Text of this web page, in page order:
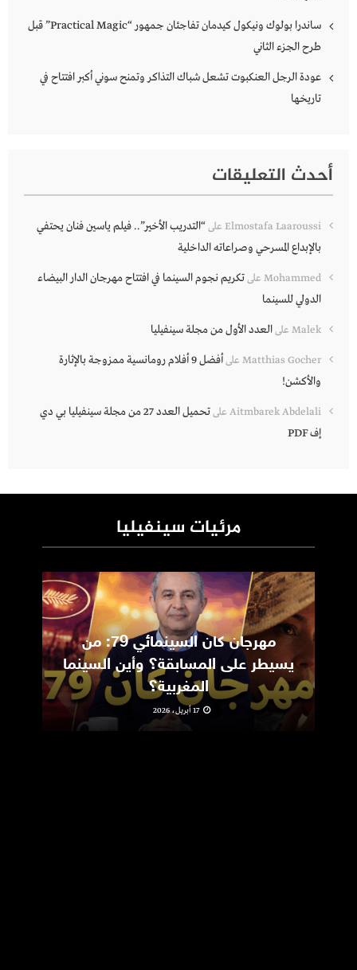
ساندرا بولوك ونيكول كيدمان تفاجئان جمهور “Practical Magic” قبل
طرح الجزء الثاني
عودة الرجل العنكبوت تشعل شباك التذاكر وتمنح سوني أكبر افتتاح في
تاريخها
أحدث التعليقات
Elmostafa Laaroussi على“التدريب الأخير”.. فيلم ياسين فنان يحتفي
بالإبداع المسرحي وصراعاته الداخلية
Mohammed علىتكريم نجوم السينما في افتتاح مهرجان الدار البيضاء
الدولي للسينما
Malek علىالعدد الأول من مجلة سينفيليا
Matthias Gocher على
أفضل 9 أفلام رومانسية ممزوجة بالإثارة
والأكشن!
Aitmbarek Abdelali على
تحميل العدد 27 من مجلة سينفيليا بي دي
إف PDF
مرئيات سينفيليا
مهرجان كان السينمائي 79: من
يسيطر على المسابقة؟ وأين السينما
المغربية؟
17 أبريل، 2026